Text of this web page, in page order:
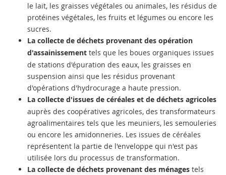
le lait, les graisses végétales ou animales, les résidus de
protéines végétales, les fruits et légumes ou encore les
sucres.
La collecte de déchets provenant des opération
d'assainissement tels que les boues organiques issues
de stations d'épuration des eaux, les graisses en
suspension ainsi que les résidus provenant
d'opérations d'hydrocurage a haute pression.
La collecte d'issues de céréales et de déchets agricoles
auprès des coopératives agricoles, des transformateurs
agroalimentaires tels que les meuniers, les semouleries
ou encore les amidonneries. Les issues de céréales
représentent la partie de l'enveloppe qui n'est pas
utilisée lors du processus de transformation.
La collecte de déchets provenant des ménages tels